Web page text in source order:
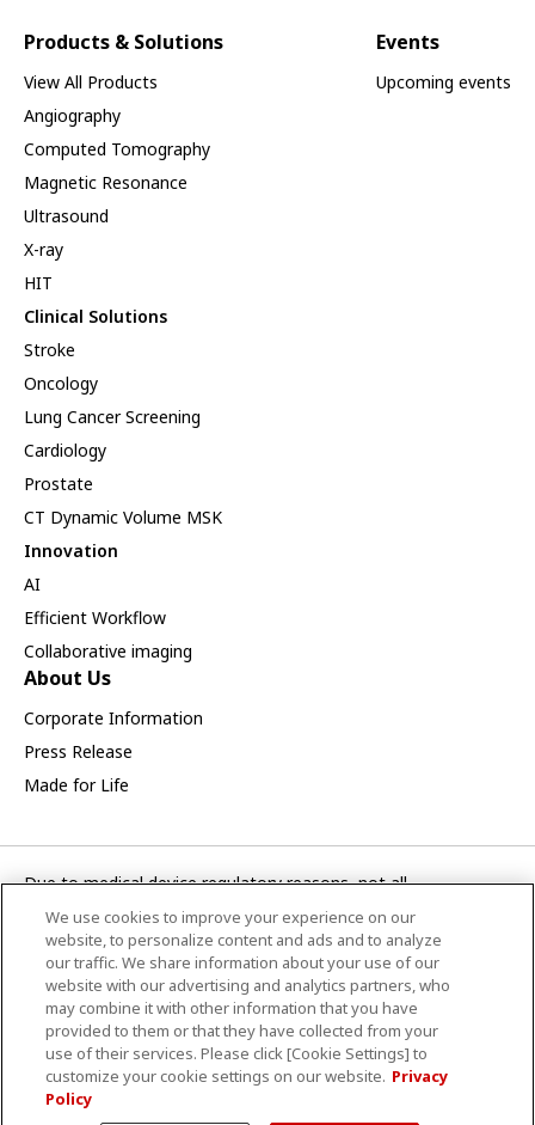
Products & Solutions
View All Products
Angiography
Computed Tomography
Magnetic Resonance
Ultrasound
X-ray
HIT
Clinical Solutions
Stroke
Oncology
Lung Cancer Screening
Cardiology
Prostate
CT Dynamic Volume MSK
Innovation
AI
Efficient Workflow
Collaborative imaging
Events
Upcoming events
About Us
Corporate Information
Press Release
Made for Life
Due to medical device regulatory reasons, not all
products/service displayed on this Canon Medical Systems
Korea webpage are available in all countries, regions or
markets. Future availability of the products/service cannot
also be guaranteed. Please contact your local Canon Medical
Systems representative for further details.
CANON MEDICAL SYSTEMS KOREA CO., LTD.
Terms and ConditionsPrivacy PolicyNoticeSite Map
We use cookies to improve your experience on our
website, to personalize content and ads and to analyze
our traffic. We share information about your use of our
website with our advertising and analytics partners, who
may combine it with other information that you have
provided to them or that they have collected from your
use of their services. Please click [Cookie Settings] to
customize your cookie settings on our website. Privacy
Policy